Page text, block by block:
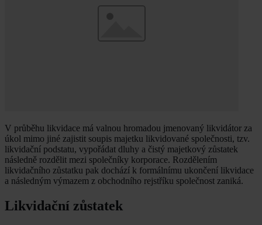
V průběhu likvidace má valnou hromadou jmenovaný likvidátor za
úkol mimo jiné zajistit soupis majetku likvidované společnosti, tzv.
likvidační podstatu, vypořádat dluhy a čistý majetkový zůstatek
následně rozdělit mezi společníky korporace. Rozdělením
likvidačního zůstatku pak dochází k formálnímu ukončení likvidace
a následným výmazem z obchodního rejstříku společnost zaniká.
Likvidační zůstatek